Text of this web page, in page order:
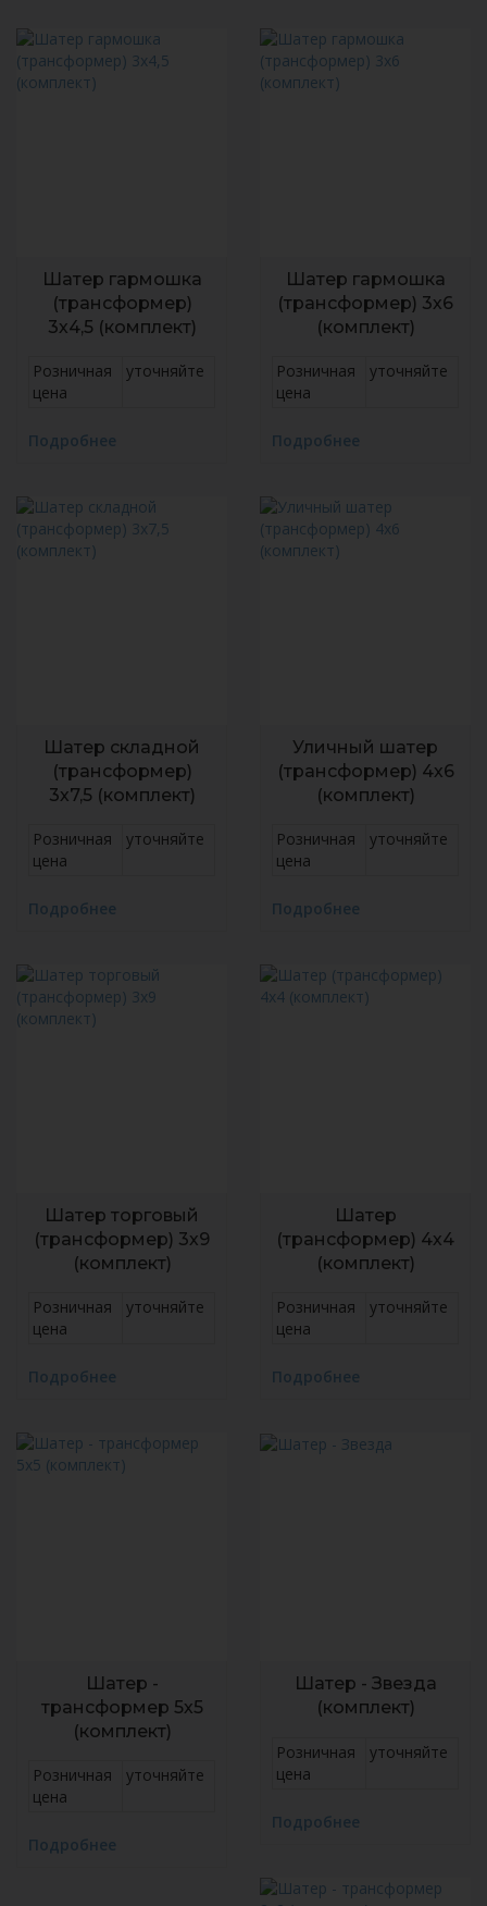
Шатер гармошка
(трансформер)
3х4,5 (комплект)
Розничная
цена
уточняйте
Подробнее
Шатер гармошка
(трансформер) 3х6
(комплект)
Розничная
цена
уточняйте
Подробнее
Шатер складной
(трансформер)
3х7,5 (комплект)
Розничная
цена
уточняйте
Подробнее
Уличный шатер
(трансформер) 4х6
(комплект)
Розничная
цена
уточняйте
Подробнее
Шатер торговый
(трансформер) 3х9
(комплект)
Розничная
цена
уточняйте
Подробнее
Шатер
(трансформер) 4х4
(комплект)
Розничная
цена
уточняйте
Подробнее
Шатер -
трансформер 5х5
(комплект)
Розничная
цена
уточняйте
Подробнее
Шатер - Звезда
(комплект)
Розничная
цена
уточняйте
Подробнее